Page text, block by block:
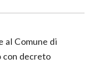
al Comune di
con decreto